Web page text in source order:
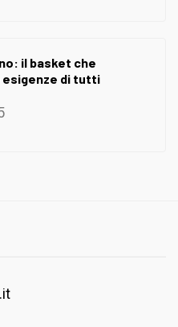
il basket che
esigenze di tutti